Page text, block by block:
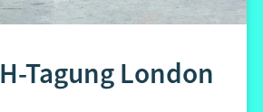
Tagung London